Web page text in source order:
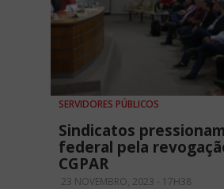
SERVIDORES PÚBLICOS
Sindicatos
federal pela
CGPAR
23 NOVEMBRO, 2023 - 17H38